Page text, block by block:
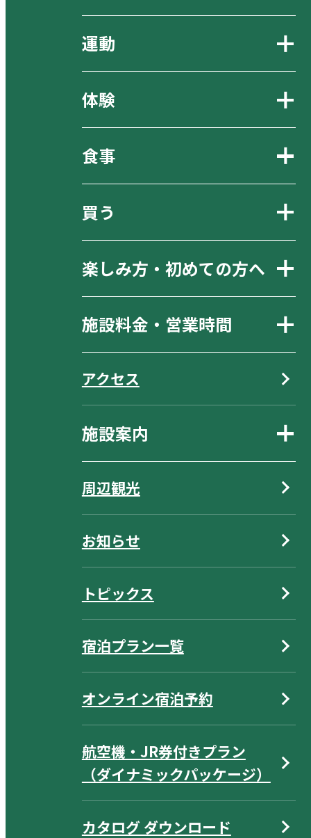
運動
体験
食事
買う
楽しみ方・初めての方へ
施設料金・営業時間
アクセス
施設案内
周辺観光
お知らせ
トピックス
宿泊プラン一覧
オンライン宿泊予約
航空機・JR券付きプラン
（ダイナミックパッケージ）
カタログ ダウンロード